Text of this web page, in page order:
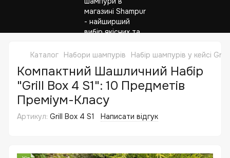
Каталог Набори шампурів Набір шампурів у кейсі
Компактний Шашличний Набір
"Grill Box 4 S1": 10 Предметів
Преміум-Класу
Артикул: Grill Box 4 S1 Написати відгук